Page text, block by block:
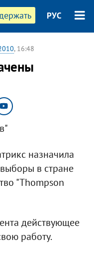
РУС
, 16:48
назначила
в стране
"Thompson
действующее
работу.